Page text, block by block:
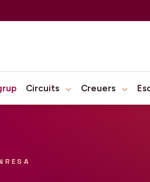
Circuits Creuers